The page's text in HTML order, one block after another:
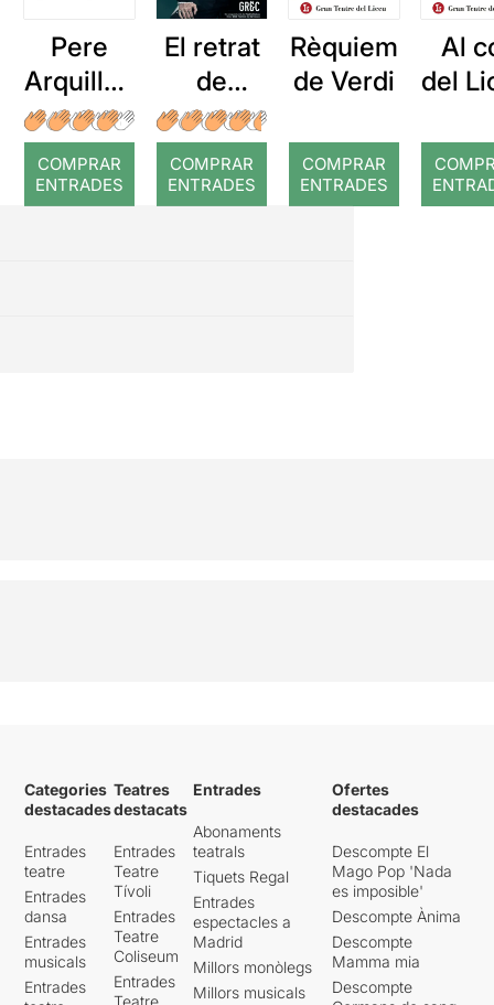
Pere
Arquillué
: Coral
romput
COMPRAR
ENTRADES
El retrat
de
Dorian
Gray
COMPRAR
ENTRADES
Rèquiem
de Verdi
COMPRAR
ENTRADES
Al
del
Categories
destacades
Entrades
teatre
Entrades
dansa
Entrades
musicals
Entrades
Teatres
destacats
Entrades
Teatre
Tívoli
Entrades
Teatre
Coliseum
Entrades
Teatre
Entrades
Abonaments
teatrals
Tiquets Regal
Entrades
espectacles a
Madrid
Millors monòlegs
Millors musicals
Ofertes
destacades
Descompte El
Mago Pop 'Nada
es imposible'
Descompte Ànima
Descompte
Mamma mia
Descompte